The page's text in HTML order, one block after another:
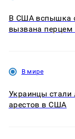
В США вспышка
вызвана перцем
В мире
Украинцы стали
арестов в США